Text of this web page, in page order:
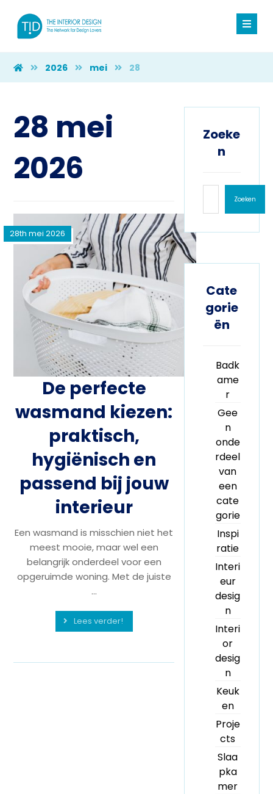
2026 mei 28
28 mei
2026
De perfecte
wasmand kiezen:
praktisch,
hygiënisch en
passend bij jouw
interieur
28th mei 2026
Een wasmand is misschien niet het
meest mooie, maar wel een
belangrijk onderdeel voor een
opgeruimde woning. Met de juiste
...
Lees verder!
Zoeke
n
Zoeken
Cate
gorie
ën
Badk
ame
r
Gee
n
onde
rdeel
van
een
cate
gorie
Inspi
ratie
Interi
eur
desig
n
Interi
or
desig
n
Keuk
en
Proje
cts
Slaa
pka
mer